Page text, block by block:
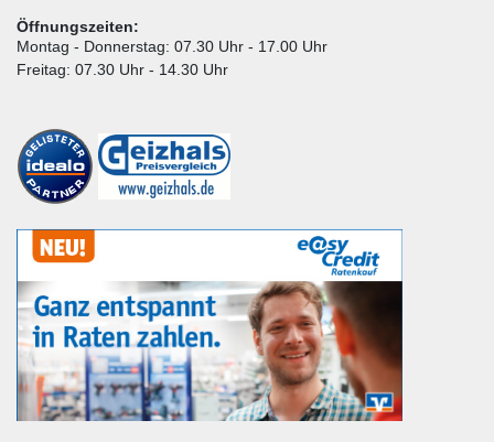
Öffnungszeiten:
Montag - Donnerstag: 07.30 Uhr - 17.00 Uhr
Freitag: 07.30 Uhr - 14.30 Uhr